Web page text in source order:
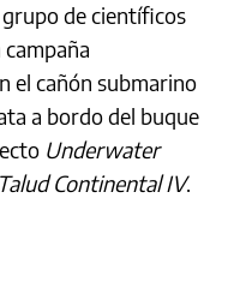
grupo de científicos
campaña
el cañón submarino
a bordo del buque
Underwater
Continental IV.